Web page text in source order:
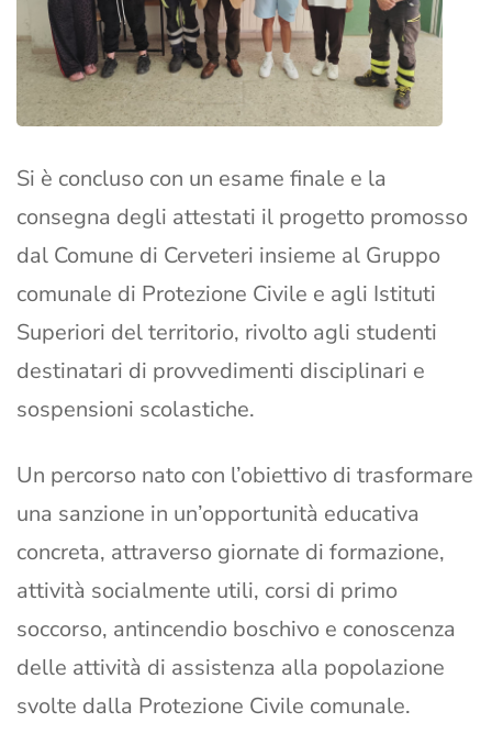
Si è concluso con un esame finale e la
consegna degli attestati il progetto promosso
dal Comune di Cerveteri insieme al Gruppo
comunale di Protezione Civile e agli Istituti
Superiori del territorio, rivolto agli studenti
destinatari di provvedimenti disciplinari e
sospensioni scolastiche.
Un percorso nato con l’obiettivo di trasformare
una sanzione in un’opportunità educativa
concreta, attraverso giornate di formazione,
attività socialmente utili, corsi di primo
soccorso, antincendio boschivo e conoscenza
delle attività di assistenza alla popolazione
svolte dalla Protezione Civile comunale.